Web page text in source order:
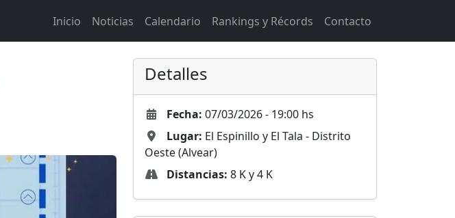
Inicio Noticias Calendario Rankings y Récords Contacto
Detalles
Fecha: 07/03/2026 - 19:00 hs
Lugar: El Espinillo y El Tala - Distrito
Oeste (Alvear)
Distancias: 8 K y 4 K